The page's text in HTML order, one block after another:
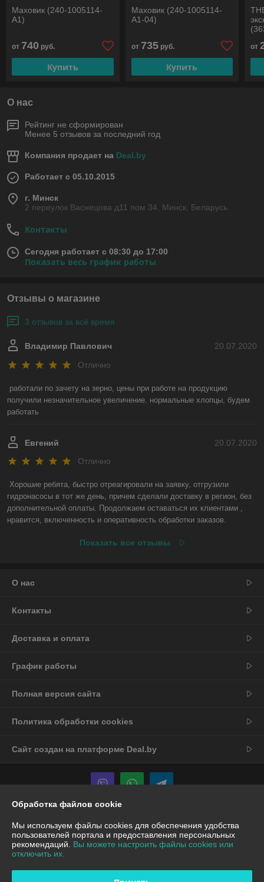
Маховик (240-1005114-
А1)
от 740 руб.
Купить
Маховик (240-1005114-
А1-04)
от 735руб.
Купить
от
О нас
Рейтинг не сформирован
Менее 5 отзывов за последний год
Компания продает на Deal.by
Работает с 05.10.2015
г. Минск
2 переулок Васнецова д11 пом 34, Минск, Беларусь
Контакты
Сегодня работает с 08:30 до 17:00
Показать весь график работы
Отзывы о магазине
3 отзывов за всё время
20.07.2020
Владимир Павлович
Отлично
работали по зачету на зерно, цены при работе на продукцию
получили незначительное увеличение. нормальные хлопцы, будем
работать
20.07.2020
Евгений
Отлично
Хорошие ребята, быстро отреагировали на заявку, отгрузили
гидронасосы в тот же день, причем сделали доставку в регион, без
дополнительной оплаты. Продолжаем оставаться их клиентами ,
нравится, включенность и оперативность обработки заказов.
Показать все отзывы
О нас
Контакты
Доставка и оплата
График работы
Полная версия сайта
Политика обработки cookies
Сайт создан на платформе Deal.by
Информация для покупателя
Юридическое лицо:ООО "Вокруг техники"
ул.Лазо 16, помещение 10, 220102, г.Минск,
Регистрационный номер ЕГР: 193138994
Обработка файлов cookie
Мы используем файлы cookies для обеспечения удобства
пользователей портала и предоставления персональных
рекомендаций. Вы можете настроить файлы cookies или
отключить их.